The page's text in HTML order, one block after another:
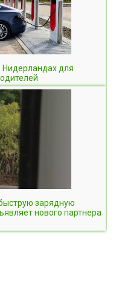
Нидерландах для
зарядную
нового партнера